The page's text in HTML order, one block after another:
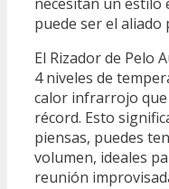
puede ser el aliado
El Rizador de Pelo
4 niveles de
calor infrarrojo
récord. Esto
piensas, puedes
volumen, ideales
reunión